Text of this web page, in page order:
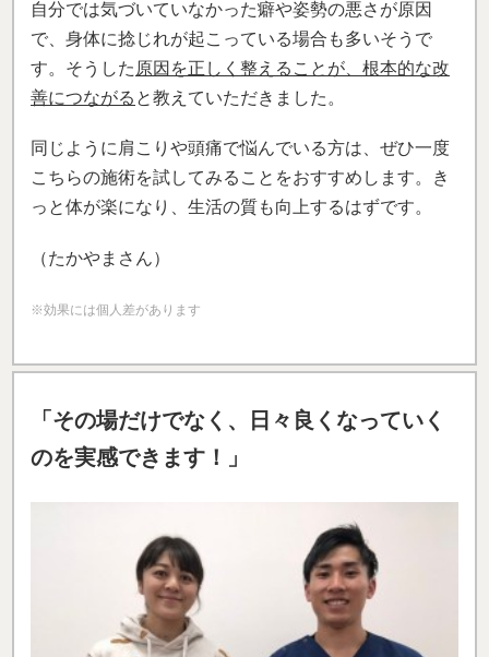
自分では気づいていなかった癖や姿勢の悪さが原因
で、身体に捻じれが起こっている場合も多いそうで
す。そうした 原因を正しく整えることが、根本的な改
善につながる と教えていただきました。
同じように肩こりや頭痛で悩んでいる方は、ぜひ一度
こちらの施術を試してみることをおすすめします。き
っと体が楽になり、生活の質も向上するはずです。
（たかやまさん）
※効果には個人差があります
「その場だけでなく、日々良くなっていく
のを実感できます！」